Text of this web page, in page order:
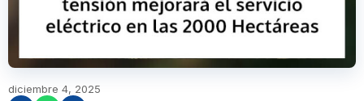
diciembre 4, 2025